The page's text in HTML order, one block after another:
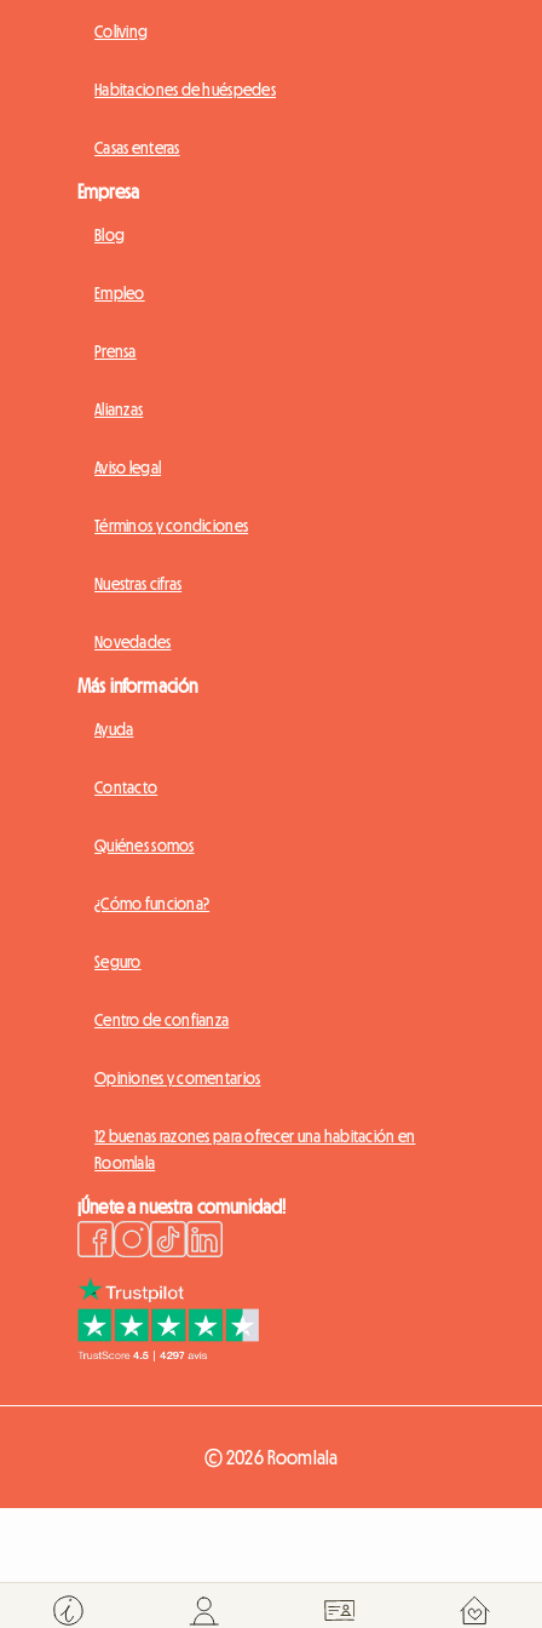
Coliving
Habitaciones de huéspedes
Casas enteras
Empresa
Blog
Empleo
Prensa
Alianzas
Aviso legal
Términos y condiciones
Nuestras cifras
Novedades
Más información
Ayuda
Contacto
Quiénes somos
¿Cómo funciona?
Seguro
Centro de confianza
Opiniones y comentarios
12 buenas razones para ofrecer una habitación en
Roomlala
¡Únete a nuestra comunidad!
© 2026 Roomlala